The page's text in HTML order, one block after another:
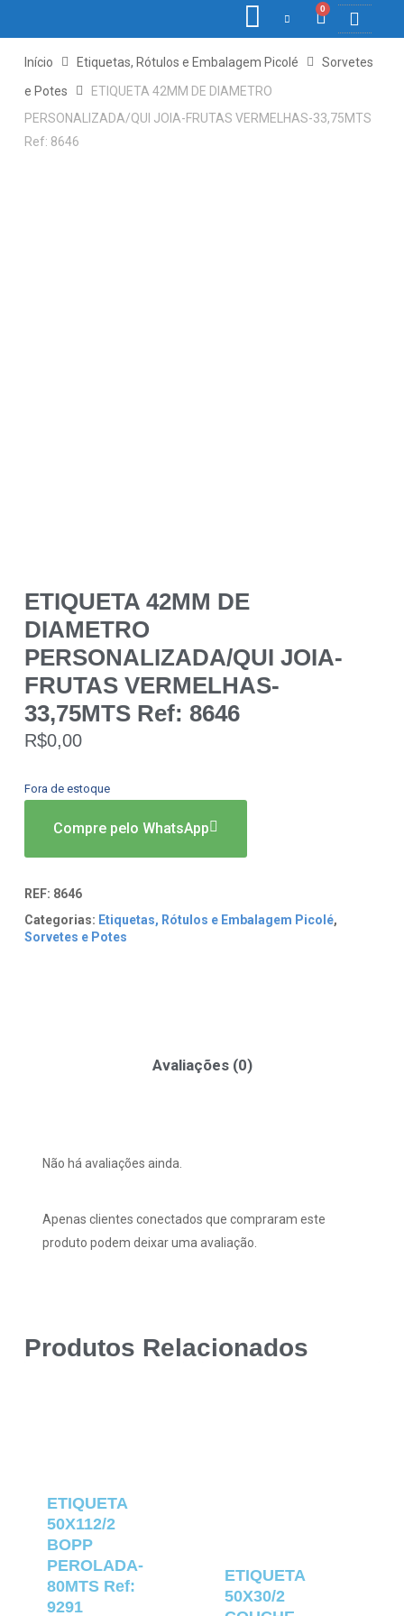
0
Início Etiquetas, Rótulos e Embalagem Picolé
Sorvetes
e Potes
ETIQUETA 42MM DE DIAMETRO
PERSONALIZADA/QUI JOIA-FRUTAS VERMELHAS-33,75MTS
Ref: 8646
ETIQUETA 42MM DE
DIAMETRO
PERSONALIZADA/QUI JOIA-
FRUTAS VERMELHAS-
33,75MTS Ref: 8646
R$0,00
Fora de estoque
Compre pelo WhatsApp
REF: 8646
Categorias: Etiquetas, Rótulos e Embalagem Picolé,
Sorvetes e Potes
Avaliações (0)
Não há avaliações ainda.
Apenas clientes conectados que compraram este
produto podem deixar uma avaliação.
Produtos Relacionados
ETIQUETA
50X112/2
BOPP
PEROLADA-
80MTS Ref:
9291
ETIQUETA
50X30/2